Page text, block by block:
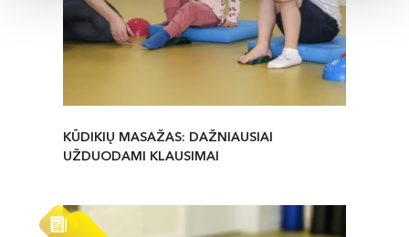
KŪDIKIŲ MASAŽAS: DAŽNIAUSIAI
UŽDUODAMI KLAUSIMAI